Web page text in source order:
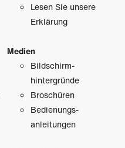
Lesen Sie unsere
Erklärung
Medien
Bildschirm­
hintergründe
Broschüren
Bedienungs­
anleitungen